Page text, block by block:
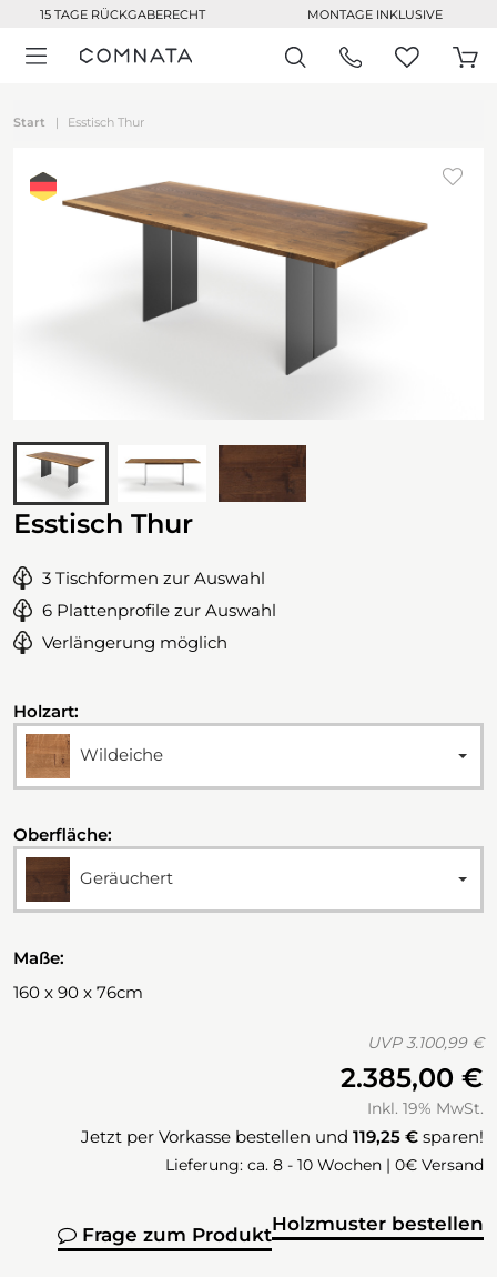
15 TAGE RÜCKGABERECHT MONTAGE INKLUSIVE
Start Esstisch Thur
Esstisch Thur
3 Tischformen zur Auswahl
6 Plattenprofile zur Auswahl
Verlängerung möglich
Holzart:
Wildeiche
Oberfläche:
Geräuchert
Maße:
160 x 90 x 76cm
UVP3.100,99 €
2.385,00 €
Inkl. 19% MwSt.
Jetzt per Vorkasse bestellen und 119,25 € sparen!
Lieferung: ca. 8 - 10 Wochen | 0€ Versand
Holzmuster bestellen
Frage zum Produkt